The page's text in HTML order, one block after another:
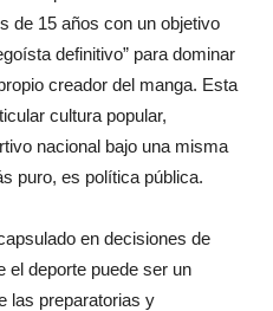
de 15 años con un objetivo
definitivo” para dominar
creador del manga. Esta
cultura popular,
nacional bajo una misma
puro, es política pública.
en decisiones de
el deporte puede ser un
las preparatorias y